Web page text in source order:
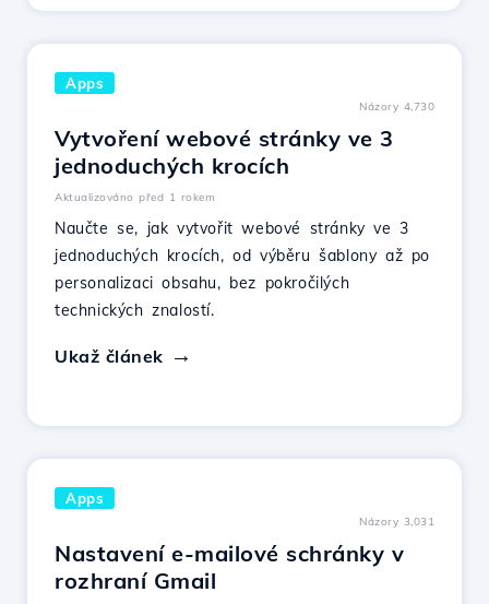
Apps
Názory 4,730
Vytvoření webové stránky ve 3
jednoduchých krocích
Aktualizováno před 1 rokem
Naučte se, jak vytvořit webové stránky ve 3
jednoduchých krocích, od výběru šablony až po
personalizaci obsahu, bez pokročilých
technických znalostí.
Ukaž článek
Apps
Názory 3,031
Nastavení e-mailové schránky v
rozhraní Gmail